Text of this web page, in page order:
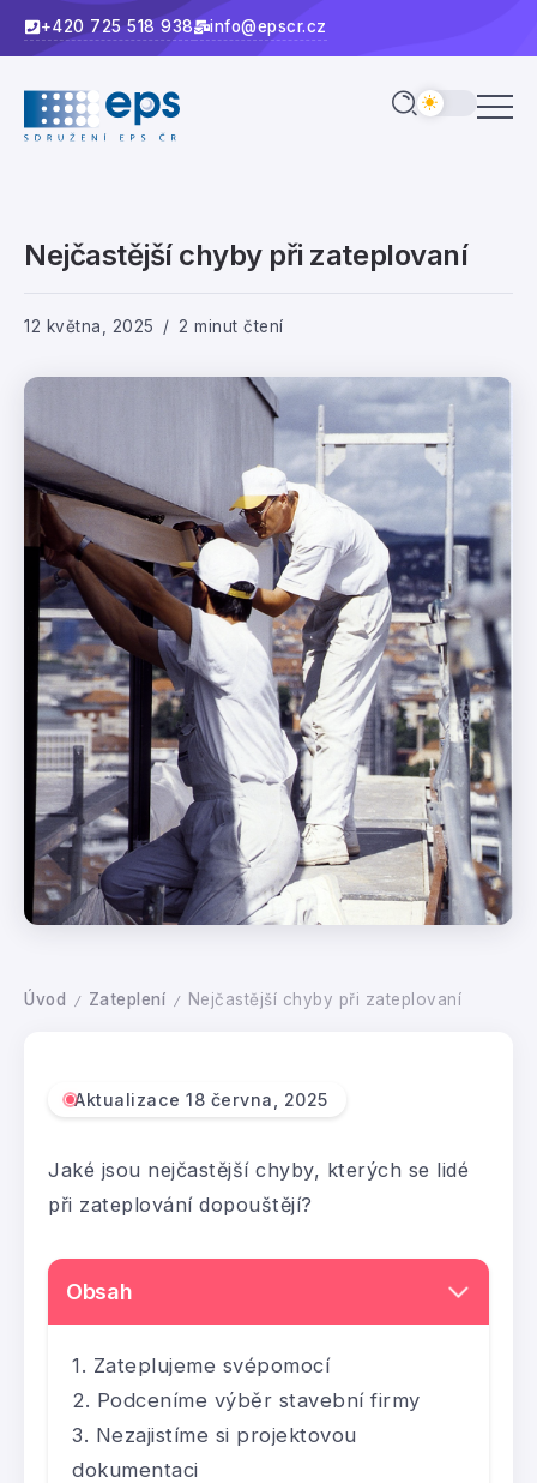
+420 725 518 938 info@epscr.cz
Nejčastější chyby při zateplovaní
12 května, 2025 2 minut čtení
Úvod / Zateplení / Nejčastější chyby při zateplovaní
Aktualizace 18 června, 2025
Jaké jsou nejčastější chyby, kterých se lidé
při zateplování dopouštějí?
Obsah
Zateplujeme svépomocí
Podceníme výběr stavební firmy
Nezajistíme si projektovou
dokumentaci